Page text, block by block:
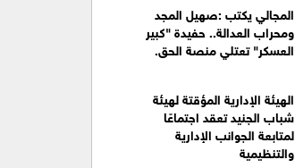
المجالي يكتب :صهيل المجد
ومحراب العدالة.. حفيدة "كبير
العسكر" تعتلي منصة الحق.
الهيئة الإدارية المؤقتة لهيئة
شباب الجنيد تعقد اجتماعًا
لمتابعة الجوانب الإدارية
والتنظيمية